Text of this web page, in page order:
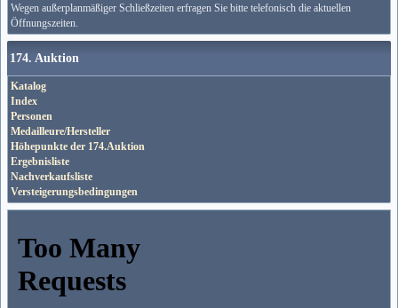
Wegen außerplanmäßiger Schließzeiten erfragen Sie bitte telefonisch die aktuellen
Öffnungszeiten.
174. Auktion
Katalog
Index
Personen
Medailleure/Hersteller
Höhepunkte der 174.Auktion
Ergebnisliste
Nachverkaufsliste
Versteigerungsbedingungen